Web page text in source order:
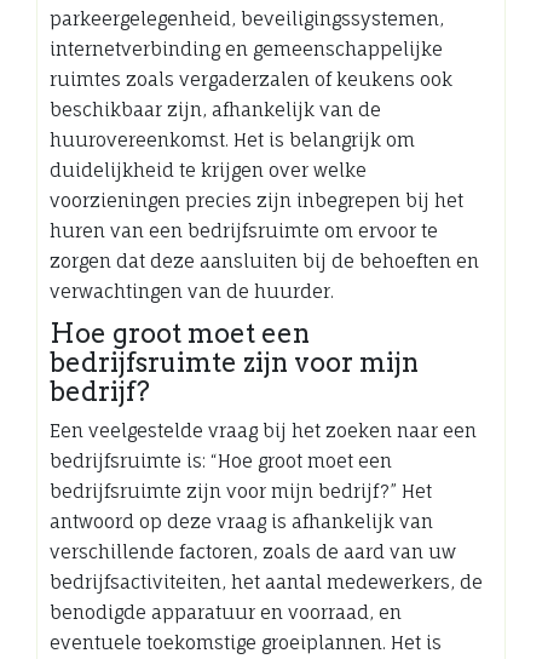
parkeergelegenheid, beveiligingssystemen,
internetverbinding en gemeenschappelijke
ruimtes zoals vergaderzalen of keukens ook
beschikbaar zijn, afhankelijk van de
huurovereenkomst. Het is belangrijk om
duidelijkheid te krijgen over welke
voorzieningen precies zijn inbegrepen bij het
huren van een bedrijfsruimte om ervoor te
zorgen dat deze aansluiten bij de behoeften en
verwachtingen van de huurder.
Hoe groot moet een
bedrijfsruimte zijn voor mijn
bedrijf?
Een veelgestelde vraag bij het zoeken naar een
bedrijfsruimte is: “Hoe groot moet een
bedrijfsruimte zijn voor mijn bedrijf?” Het
antwoord op deze vraag is afhankelijk van
verschillende factoren, zoals de aard van uw
bedrijfsactiviteiten, het aantal medewerkers, de
benodigde apparatuur en voorraad, en
eventuele toekomstige groeiplannen. Het is